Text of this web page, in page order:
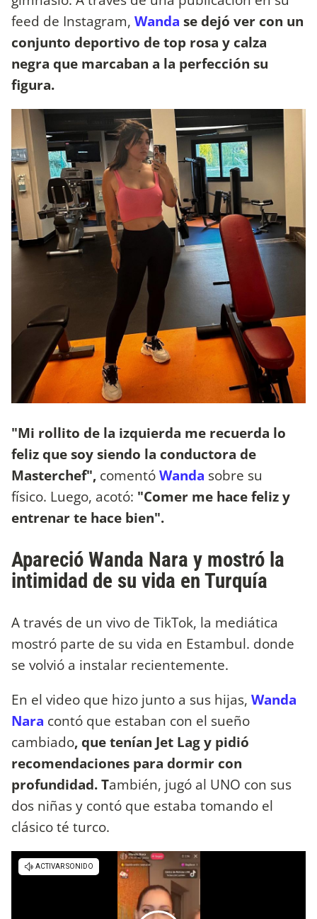
feed de Instagram, Wanda se dejó ver con un
conjunto deportivo de top rosa y calza
negra que marcaban a la perfección su
figura.
"Mi rollito de la izquierda me recuerda lo
feliz que soy siendo la conductora de
Masterchef", comentóWanda sobre su
físico. Luego, acotó: "Comer me hace feliz y
entrenar te hace bien".
Apareció Wanda Nara y mostró la
intimidad de su vida en Turquía
A través de un vivo de TikTok, la mediática
mostró parte de su vida en Estambul. donde
se volvió a instalar recientemente.
En el video que hizo junto a sus hijas, Wanda
Nara contó que estaban con el sueño
cambiado, que tenían Jet Lag y pidió
recomendaciones para dormir con
profundidad. También, jugó al UNO con sus
dos niñas y contó que estaba tomando el
clásico té turco.